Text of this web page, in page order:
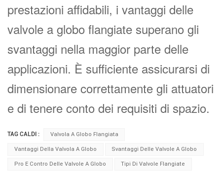
prestazioni affidabili, i vantaggi delle
valvole a globo flangiate superano gli
svantaggi nella maggior parte delle
applicazioni. È sufficiente assicurarsi di
dimensionare correttamente gli attuatori
e di tenere conto dei requisiti di spazio.
TAG CALDI : Valvola A Globo Flangiata
Vantaggi Della Valvola A Globo Svantaggi Delle Valvole A Globo
Pro E Contro Delle Valvole A Globo Tipi Di Valvole Flangiate